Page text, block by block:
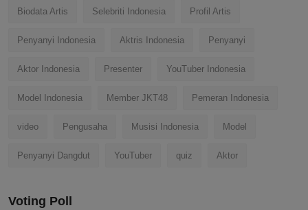
Biodata Artis Selebriti Indonesia Profil Artis
Penyanyi Indonesia Aktris Indonesia Penyanyi
Aktor Indonesia Presenter YouTuber Indonesia
Model Indonesia Member JKT48 Pemeran Indonesia
video Pengusaha Musisi Indonesia Model
Penyanyi Dangdut YouTuber quiz Aktor
Voting Poll